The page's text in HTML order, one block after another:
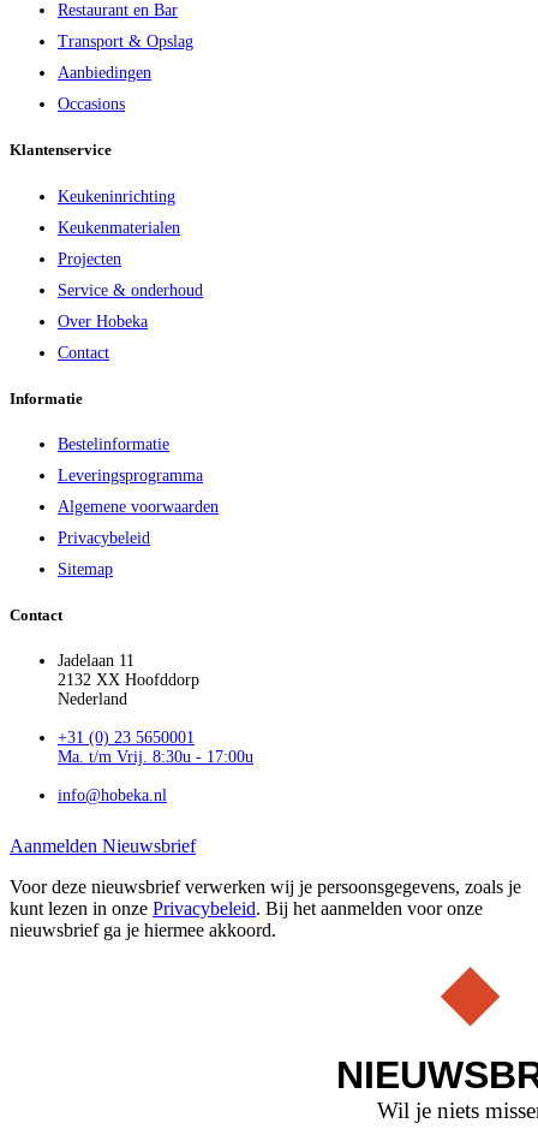
Restaurant en Bar
Transport & Opslag
Aanbiedingen
Occasions
Klantenservice
Keukeninrichting
Keukenmaterialen
Projecten
Service & onderhoud
Over Hobeka
Contact
Informatie
Bestelinformatie
Leveringsprogramma
Algemene voorwaarden
Privacybeleid
Sitemap
Contact
Jadelaan 11
2132 XX Hoofddorp
Nederland
+31 (0) 23 5650001
Ma. t/m Vrij. 8:30u - 17:00u
info@hobeka.nl
Aanmelden Nieuwsbrief
Voor deze nieuwsbrief verwerken wij je persoonsgegevens, zoals je
kunt lezen in onze Privacybeleid. Bij het aanmelden voor onze
nieuwsbrief ga je hiermee akkoord.
Wil je niets